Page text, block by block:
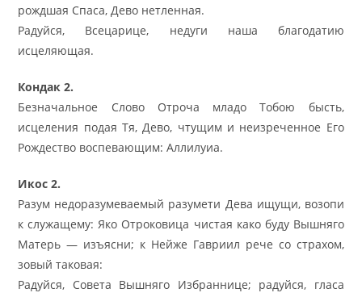
рождшая Спаса, Дево нетленная.
Радуйся, Всецарице, недуги наша благодатию
исцеляющая.
Кондак 2.
Безначальное Слово Отроча младо Тобою бысть,
исцеления подая Тя, Дево, чтущим и неизреченное Его
Рождество воспевающим: Аллилуиа.
Икос 2.
Разум недоразумеваемый разумети Дева ищущи, возопи
к служащему: Яко Отроковица чистая како буду Вышняго
Матерь — изъясни; к Нейже Гавриил рече со страхом,
зовый таковая:
Радуйся, Совета Вышняго Избраннице; радуйся, гласа